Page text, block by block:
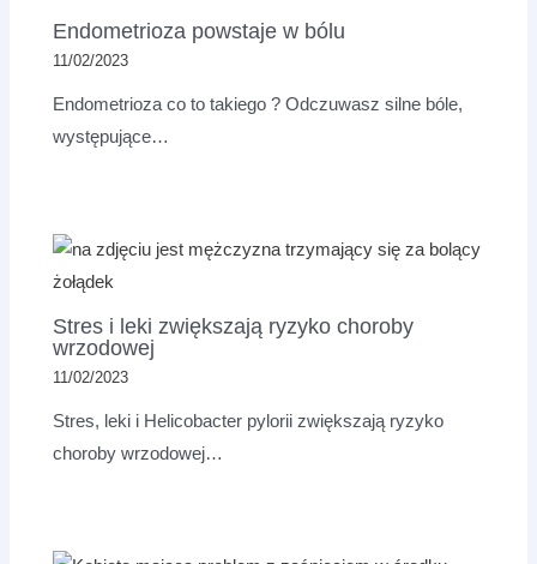
Endometrioza powstaje w bólu
11/02/2023
Endometrioza co to takiego ? Odczuwasz silne bóle,
występujące…
Stres i leki zwiększają ryzyko choroby
wrzodowej
11/02/2023
Stres, leki i Helicobacter pylorii zwiększają ryzyko
choroby wrzodowej…